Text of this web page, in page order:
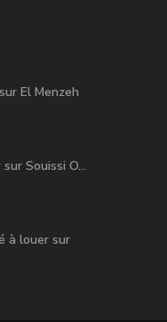
El Menzeh
Souissi O...
à louer sur